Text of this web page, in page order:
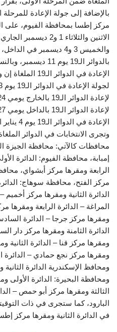
بالإضافة إلى جولة الإعادة للمرحلة
مركز إطسا بمحافظة الفيوم، على
الاثنين والثلاثاء 1
والخميس 3 و4 ديسمبر في
بالدوائر الـ19 يوم
الإعادة في
الإعادة في الدوائر الـ19 يوم 4 يناير المقبل.
محافظات كالآتي: محافظة الجيزة
إمبابة، محافظة الفيوم: الدائرة
الرابعة ومقرها مركز أبشواي،
مركز الفتح، محافظة سوهاج:
الدائرة الثانية ومقرها مركز أخميم
المراغة – الدائرة الرابعة ومقرها
ومقرها مركز جرجا – الدائرة
الدائرة الثامنة ومقرها مركز دار
ومقرها مركز قنا – الدائرة الثانية
ومقرها مركز نجع حمادي – الدائرة
ومحافظ الإسكندرية الدائرة
ومحافظة البحيرة: الدائرة الأولى
الثالثة ومقرها مركز أبو حمص –
البارود، كما ستجرى في ذات
في الدائرة الثانية ومقرها مركز